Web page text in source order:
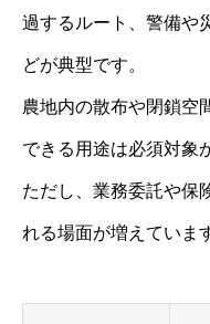
過するルート、警備や
どが典型です。
農地内の散布や閉鎖空
できる用途は必須対象
ただし、業務委託や保
れる場面が増えていま